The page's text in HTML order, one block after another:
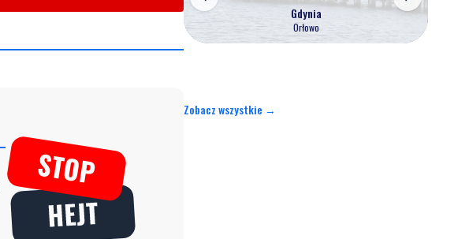
Gdynia
Orłowo
Zobacz wszystkie →